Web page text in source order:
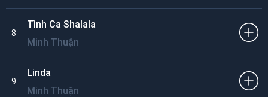
8
Tình Ca Shalala
Minh Thuận
9
Linda
Minh Thuận